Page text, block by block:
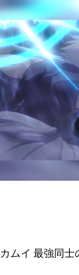
ムイ 最強同士